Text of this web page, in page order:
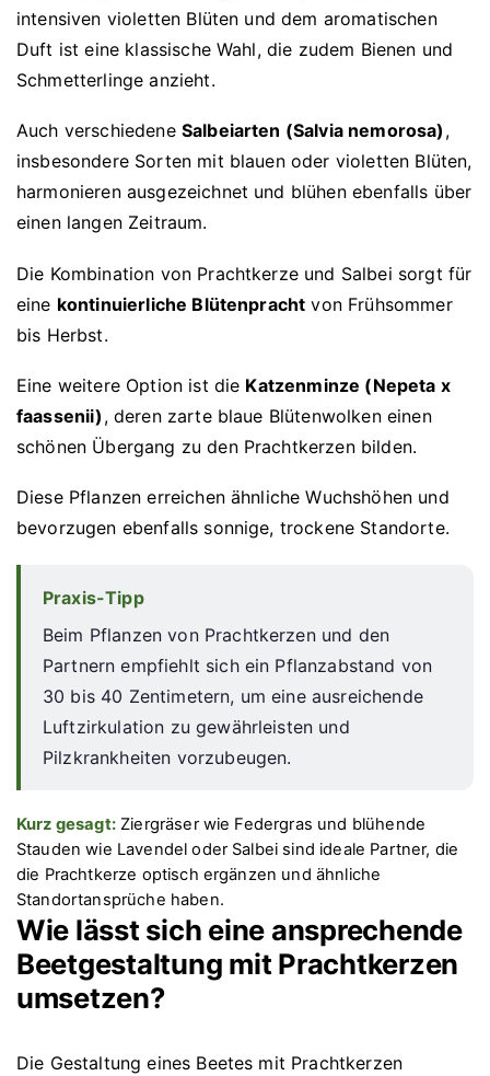
intensiven violetten Blüten und dem aromatischen
Duft ist eine klassische Wahl, die zudem Bienen und
Schmetterlinge anzieht.
Auch verschiedene Salbeiarten (Salvia nemorosa) ,
insbesondere Sorten mit blauen oder violetten Blüten,
harmonieren ausgezeichnet und blühen ebenfalls über
einen langen Zeitraum.
Die Kombination von Prachtkerze und Salbei sorgt für
eine kontinuierliche Blütenpracht von Frühsommer
bis Herbst.
Eine weitere Option ist die Katzenminze (Nepeta x
faassenii) , deren zarte blaue Blütenwolken einen
schönen Übergang zu den Prachtkerzen bilden.
Diese Pflanzen erreichen ähnliche Wuchshöhen und
bevorzugen ebenfalls sonnige, trockene Standorte.
Praxis-Tipp
Beim Pflanzen von Prachtkerzen und den
Partnern empfiehlt sich ein Pflanzabstand von
30 bis 40 Zentimetern, um eine ausreichende
Luftzirkulation zu gewährleisten und
Pilzkrankheiten vorzubeugen.
Kurz gesagt:Ziergräser wie Federgras und blühende
Stauden wie Lavendel oder Salbei sind ideale Partner, die
die Prachtkerze optisch ergänzen und ähnliche
Standortansprüche haben.
Wie lässt sich eine ansprechende
Beetgestaltung mit Prachtkerzen
umsetzen?
Die Gestaltung eines Beetes mit Prachtkerzen